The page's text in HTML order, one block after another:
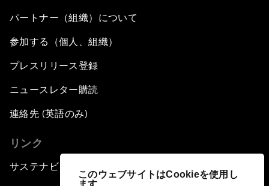
このウェブサイトはCookieを使用し
ます
パートナー（組織）について
参加する（個人、組織）
プレスリリース登録
ニュースレター購読
連絡先 (英語のみ)
リンク
サステナビリティへの取り組み